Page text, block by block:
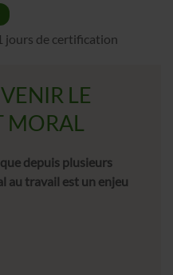
jours de certification
LE
MORAL
depuis plusieurs
au travail est un enjeu